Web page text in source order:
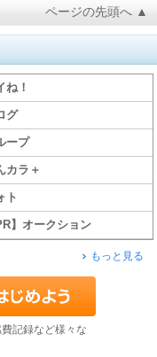
ページの先頭へ ▲
ね！
グ
ープ
カラ＋
ト
】オークション
もっと見る
記録など様々な